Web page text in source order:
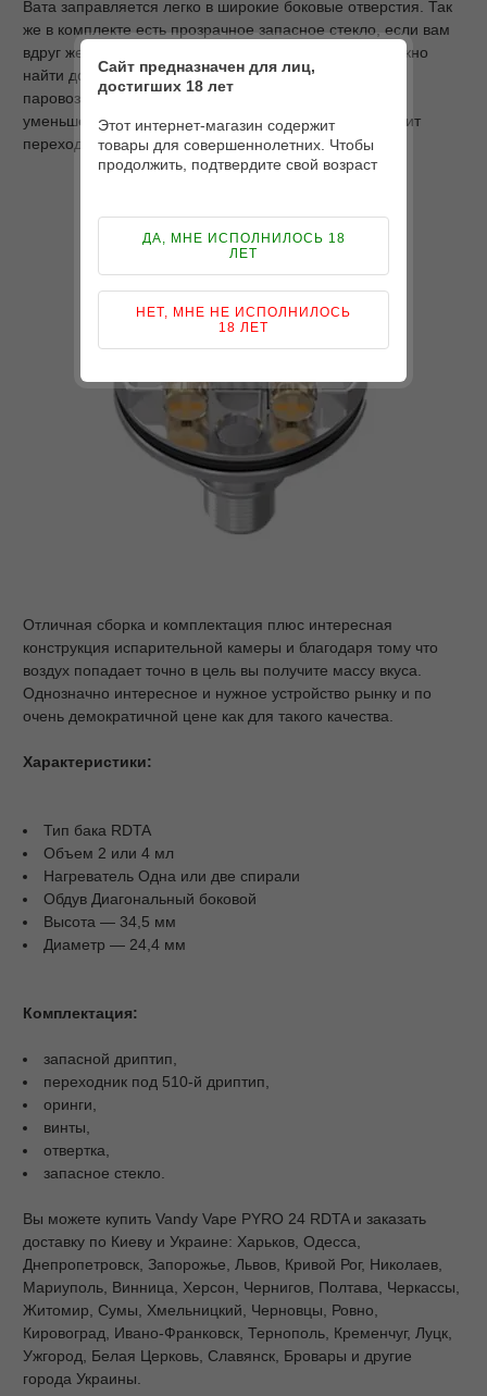
Вата заправляется легко в широкие боковые отверстия. Так
же в комплекте есть прозрачное запасное стекло, если вам
вдруг желтенький не по душе. Под паралончиком можно
найти допы. В угоду нашим европейским друзьям вы
паровозом получите еще проставку из пластика для
уменьшения объема до 2 мл. В комплект так же входит
переходник под 510 дрип тип.
Отличная сборка и комплектация плюс интересная
конструкция испарительной камеры и благодаря тому что
воздух попадает точно в цель вы получите массу вкуса.
Однозначно интересное и нужное устройство рынку и по
очень демократичной цене как для такого качества.
Характеристики:
Тип бака RDTA
Объем 2 или 4 мл
Нагреватель Одна или две спирали
Обдув Диагональный боковой
Высота — 34,5 мм
Диаметр — 24,4 мм
Комплектация:
запасной дриптип,
переходник под 510-й дриптип,
оринги,
винты,
отвертка,
запасное стекло.
Вы можете купить Vandy Vape PYRO 24 RDTA и заказать
доставку по Киеву и Украине: Харьков, Одесса,
Днепропетровск, Запорожье, Львов, Кривой Рог, Николаев,
Мариуполь, Винница, Херсон, Чернигов, Полтава, Черкассы,
Житомир, Сумы, Хмельницкий, Черновцы, Ровно,
Кировоград, Ивано-Франковск, Тернополь, Кременчуг, Луцк,
Ужгород, Белая Церковь, Славянск, Бровары и другие
города Украины.
Сайт предназначен для лиц,
достигших 18 лет
Этот интернет-магазин содержит
товары для совершеннолетних. Чтобы
продолжить, подтвердите свой возраст
ДА, МНЕ ИСПОЛНИЛОСЬ 18
ЛЕТ
НЕТ, МНЕ НЕ ИСПОЛНИЛОСЬ
18 ЛЕТ